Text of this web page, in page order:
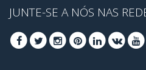
JUNTE-SE A NÓS NAS